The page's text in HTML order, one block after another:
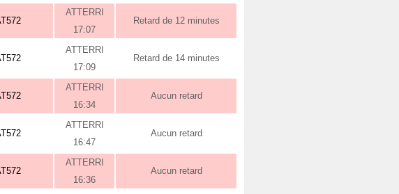
ATTERRI
17:07
Retard de 12 minutes
ATTERRI
17:09
Retard de 14 minutes
ATTERRI
16:34
Aucun retard
ATTERRI
16:47
Aucun retard
ATTERRI
16:36
Aucun retard